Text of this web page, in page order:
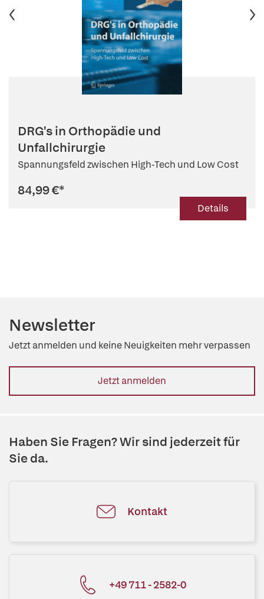
DRG's in Orthopädie und
Unfallchirurgie
Spannungsfeld zwischen High-Tech und Low Cost
84,99 €*
Details
Newsletter
Jetzt anmelden und keine Neuigkeiten mehr verpassen
Jetzt anmelden
Haben Sie Fragen? Wir sind jederzeit für
Sie da.
Kontakt
+49 711 - 2582-0